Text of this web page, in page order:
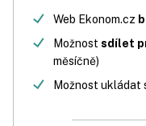
Web Ekonom.cz
Možnost sdílet
měsíčně)
Možnost ukládat